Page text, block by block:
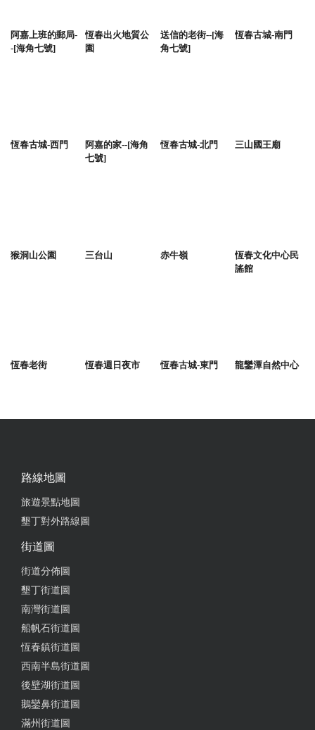
阿嘉上班的郵局-
-[海角七號]
恆春出火地質公
園
送信的老街--[海
角七號]
恆春古城-南門
恆春古城-西門
阿嘉的家--[海角
七號]
恆春古城-北門 三山國王廟
猴洞山公園 三台山 赤牛嶺
恆春文化中心民
謠館
恆春老街 恆春週日夜市 恆春古城-東門 龍鑾潭自然中心
路線地圖
旅遊景點地圖
墾丁對外路線圖
街道圖
街道分佈圖
墾丁街道圖
南灣街道圖
船帆石街道圖
恆春鎮街道圖
西南半島街道圖
後壁湖街道圖
鵝鑾鼻街道圖
滿州街道圖